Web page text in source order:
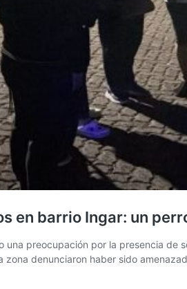
en barrio Ingar: un
una preocupación por la presencia de
zona denunciaron haber sido